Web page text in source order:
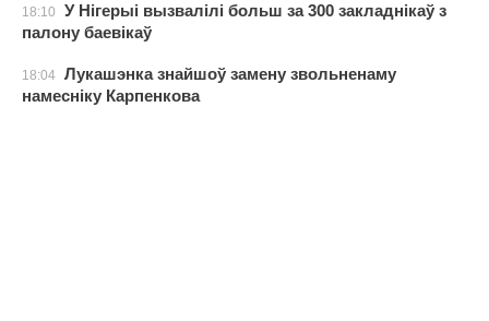
18:10
У Нігерыі вызвалілі больш за 300 закладнікаў з
палону баевікаў
18:04 Лукашэнка знайшоў замену звольненаму
намесніку Карпенкова